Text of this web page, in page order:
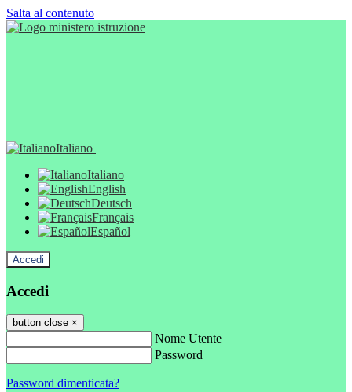
Salta al contenuto
Italiano
Italiano
English
Deutsch
Français
Español
Accedi
Accedi
button close ×
Nome Utente
Password
Password dimenticata?